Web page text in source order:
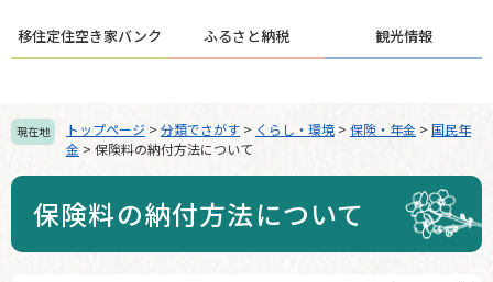
本
移住定住空き家バンク ふるさと納税 観光情報
現在地 トップページ > 分類でさがす > くらし・環境 > 保険・年金 > 国民年
金 > 保険料の納付方法について
保険料の納付方法について